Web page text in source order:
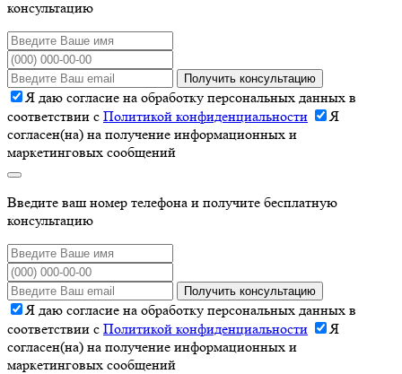
консультацию
Получить консультацию
Я даю согласие на обработку персональных данных в
соответствии с Политикой конфиденциальности
Я
согласен(на) на получение информационных и
маркетинговых сообщений
Введите ваш номер телефона и получите бесплатную
консультацию
Получить консультацию
Я даю согласие на обработку персональных данных в
соответствии с Политикой конфиденциальности
Я
согласен(на) на получение информационных и
маркетинговых сообщений